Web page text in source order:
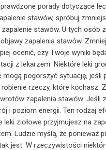
porady dotyczące
stawów, spróbuj
zapalenie stawów. U tych
zapalenia stawów.
ocenić, czy Twoje wyniki
z lekarzem. Niektóre leki
mogą pogorszyć sytuację, jeśli
rzeczy, które
zapalenia stawów. Jeśli
i poziom energii. Ten rodzaj
leki ziołowe przyjmujesz na
Ludzie myślą, że ponieważ
jest. W rzeczywistości